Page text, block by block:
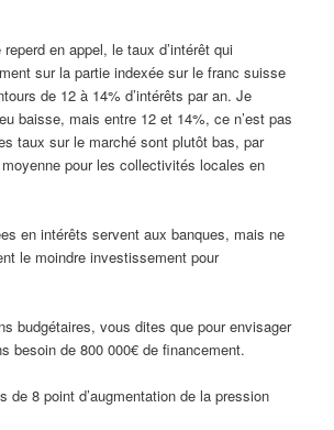
en appel, le taux d’intérêt qui
sur la partie indexée sur le franc suisse
de 12 à 14% d’intérêts par an. Je
baisse, mais entre 12 et 14%, ce n’est pas
taux sur le marché sont plutôt bas, par
pour les collectivités locales en
en intérêts servent aux banques, mais ne
le moindre investissement pour
budgétaires, vous dites que pour envisager
besoin de 800 000€ de financement.
de 8 point d’augmentation de la pression